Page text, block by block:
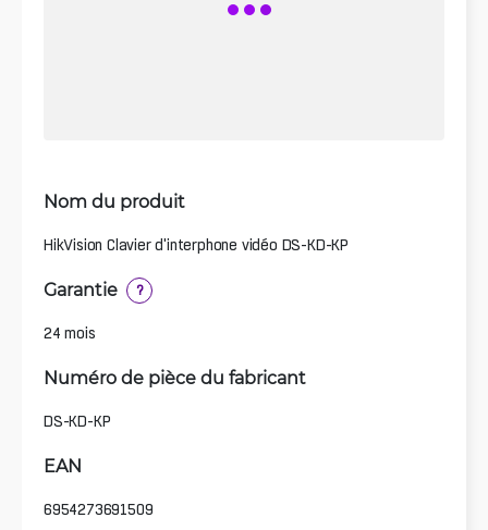
Nom du produit
HikVision Clavier d'interphone vidéo DS-KD-KP
Garantie ?
24 mois
Numéro de pièce du fabricant
DS-KD-KP
EAN
6954273691509